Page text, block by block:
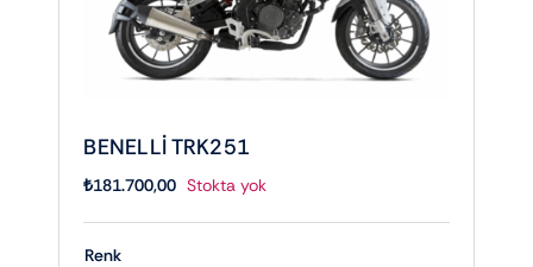
BENELLİ TRK251
₺181.700,00 Stokta yok
Renk